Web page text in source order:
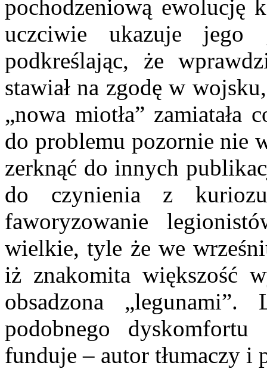
pochodzeniową ewolucję
uczciwie ukazuje jego
podkreślając, że
stawiał na zgodę w
„nowa miotła” zamiatała
do problemu pozornie nie
zerknąć do innych
do czynienia z
faworyzowanie
wielkie, tyle że we
iż znakomita większość
obsadzona
podobnego
funduje – autor tłumaczy i